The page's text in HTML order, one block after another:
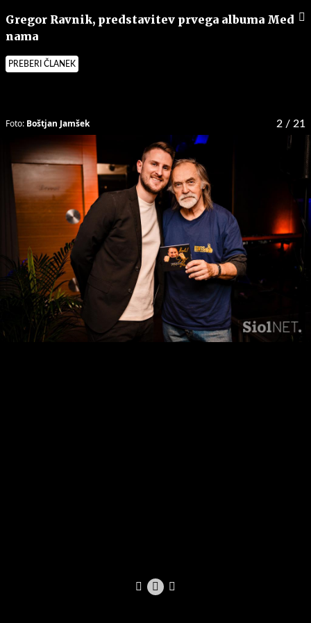
Gregor Ravnik, predstavitev prvega albuma Med
nama
PREBERI ČLANEK
2 / 21
Foto: Boštjan Jamšek